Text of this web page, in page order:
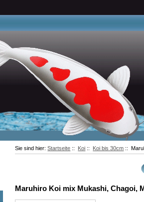
Sie sind hier:Startseite :: Koi :: Koi bis 30cm ::
Maruhiro Koi mix Mukashi, Chagoi,